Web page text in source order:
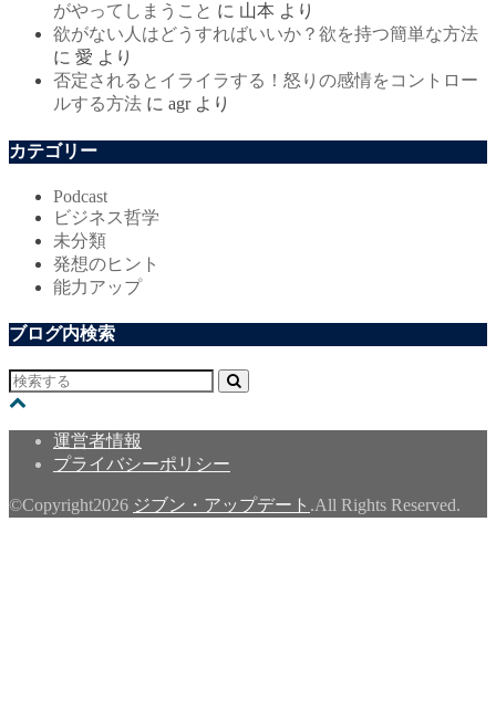
がやってしまうこと に 山本 より
欲がない人はどうすればいいか？欲を持つ簡単な方法
に 愛 より
否定されるとイライラする！怒りの感情をコントロー
ルする方法 に agrより
カテゴリー
Podcast
ビジネス哲学
未分類
発想のヒント
能力アップ
ブログ内検索
運営者情報
プライバシーポリシー
©Copyright2026 ジブン・アップデート .All Rights Reserved.